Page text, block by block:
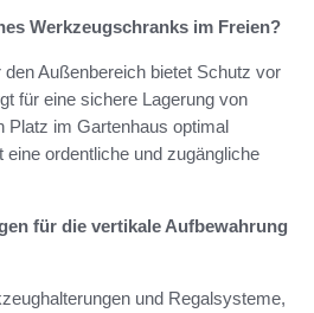
Werkzeugschranks im Freien?
Außenbereich bietet Schutz vor
für eine sichere Lagerung von
Platz im Gartenhaus optimal
ordentliche und zugängliche
für die vertikale Aufbewahrung
und Regalsysteme,